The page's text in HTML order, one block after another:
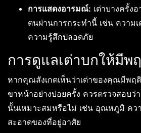
การแสดงอารมณ์: เต่าบางครั้ง
ตนผ่านการกระทำนี้ เช่น ความ
ความรู้สึกปลอดภัย
การดูแลเต่าบกให้มีพ
หากคุณสังเกตเห็นว่าเต่าของคุณมีพฤ
ขาหน้าอย่างบ่อยครั้ง ควรตรวจสอบว่
นั้นเหมาะสมหรือไม่ เช่น อุณหภูมิ คว
สะอาดของที่อยู่อาศัย